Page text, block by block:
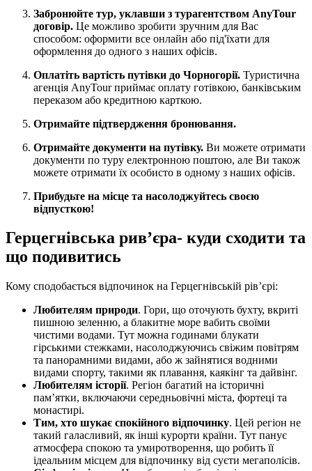
Забронюйте тур, уклавши з турагентством AnyTour
договір. Це можливо зробити зручним для Вас
способом: оформити все онлайн або під'їхати для
оформлення до одного з наших офісів.
Оплатіть вартість путівки до Чорногорії. Туристична
агенція AnyTour приймає оплату готівкою, банківським
переказом або кредитною карткою.
Отримайте підтвердження бронювання.
Отримайте документи на путівку. Ви можете отримати
документи по туру електронною поштою, але Ви також
можете отримати їх особисто в одному з наших офісів.
Прибудьте на місце та насолоджуйтесь своєю
відпусткою!
Герцегнівська рив’єра- куди сходити та
що подивитись
Кому сподобається відпочинок на Герцегнівській рів’єрі:
Любителям природи. Гори, що оточують бухту, вкриті
пишною зеленню, а блакитне море вабить своїми
чистими водами. Тут можна годинами блукати
гірськими стежками, насолоджуючись свіжим повітрям
та панорамними видами, або ж зайнятися водними
видами спорту, такими як плавання, каякінг та дайвінг.
Любителям історії. Регіон багатий на історичні
пам’ятки, включаючи середньовічні міста, фортеці та
монастирі.
Тим, хто шукає спокійного відпочинку. Цей регіон не
такий галасливий, як інші курорти країни. Тут панує
атмосфера спокою та умиротворення, що робить її
ідеальним місцем для відпочинку від суєти мегаполісів.